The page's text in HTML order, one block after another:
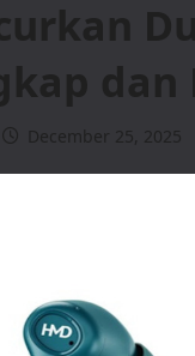
dan
December 25, 2025